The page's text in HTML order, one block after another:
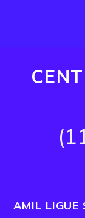
AMIL LIGUE